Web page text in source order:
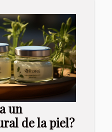
un
de la piel?